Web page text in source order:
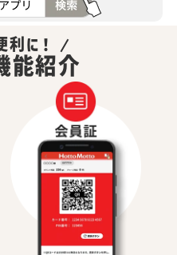
利に！
能紹介